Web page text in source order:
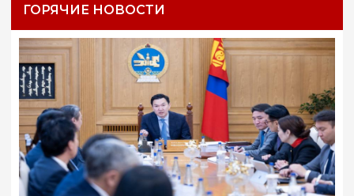
ГОРЯЧИЕ НОВОСТИ